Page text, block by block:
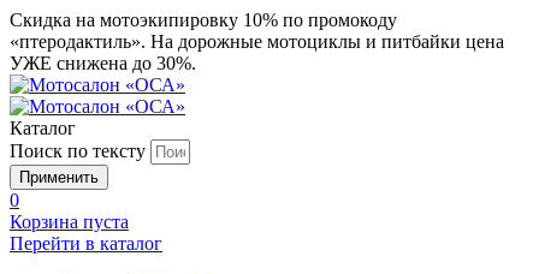
Скидка на мотоэкипировку 10% по промокоду
«птеродактиль». На дорожные мотоциклы и питбайки цена
УЖЕ снижена до 30%.
Каталог
Поиск по тексту
0
Корзина пуста
Перейти в каталог